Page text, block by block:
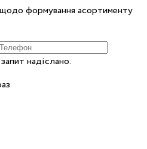
формування асортименту
надіслано.